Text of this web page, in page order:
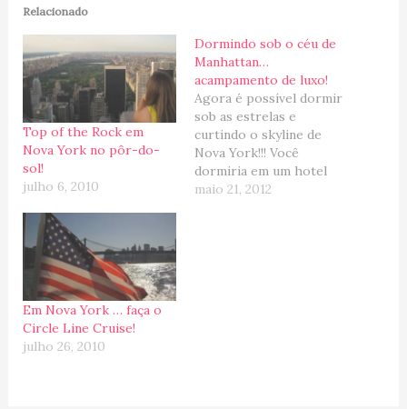
Relacionado
Top of the Rock em
Nova York no pôr-do-
sol!
julho 6, 2010
Dormindo sob o céu de
Manhattan…
acampamento de luxo!
Agora é possível dormir
sob as estrelas e
curtindo o skyline de
Nova York!!! Você
dormiria em um hotel
assim em Manhattan?
maio 21, 2012
Em Nova York … faça o
Circle Line Cruise!
julho 26, 2010